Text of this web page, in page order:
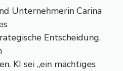
Unternehmerin Carina
Entscheidung,
KI sei „ein mächtiges